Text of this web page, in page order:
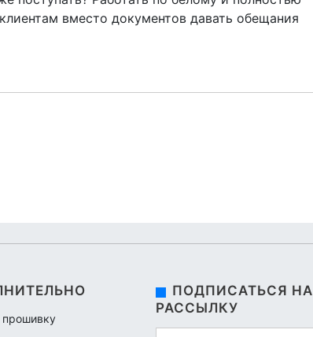
вместо документов давать обещания
прошивку
ПОДПИСАТЬСЯ НА
РАССЫЛКУ